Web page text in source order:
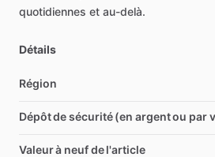
quotidiennes et au-delà.
Détails
Région
Dépôt de sécurité (en argent ou par
Valeur à neuf de l'article